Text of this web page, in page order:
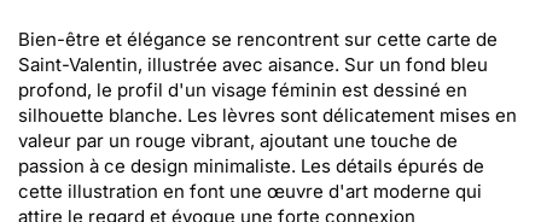
Bien-être et élégance se rencontrent sur cette carte de
Saint-Valentin, illustrée avec aisance. Sur un fond bleu
profond, le profil d'un visage féminin est dessiné en
silhouette blanche. Les lèvres sont délicatement mises en
valeur par un rouge vibrant, ajoutant une touche de
passion à ce design minimaliste. Les détails épurés de
cette illustration en font une œuvre d'art moderne qui
attire le regard et évoque une forte connexion